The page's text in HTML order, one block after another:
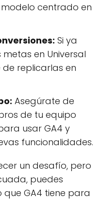
centrado en
Si ya
en Universal
replicarlas en
Asegúrate de
de tu equipo
usar GA4 y
funcionalidades.
un desafío, pero
puedes
GA4 tiene para